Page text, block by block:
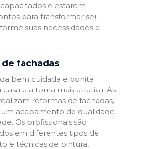
e estarem
para transformar seu
suas necessidades e
fachadas
bem cuidada e bonita
casa e a torna mais atrativa. As
reformas de fachadas,
acabamento de qualidade
Os profissionais são
em diferentes tipos de
e técnicas de pintura,